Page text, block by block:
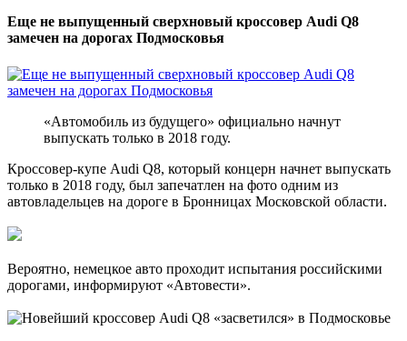
Еще не выпущенный сверхновый кроссовер Audi Q8
замечен на дорогах Подмосковья
«Автомобиль из будущего» официально начнут
выпускать только в 2018 году.
Кроссовер-купе Audi Q8, который концерн начнет выпускать
только в 2018 году, был запечатлен на фото одним из
автовладельцев на дороге в Бронницах Московской области.
Вероятно, немецкое авто проходит испытания российскими
дорогами, информируют «Автовести».